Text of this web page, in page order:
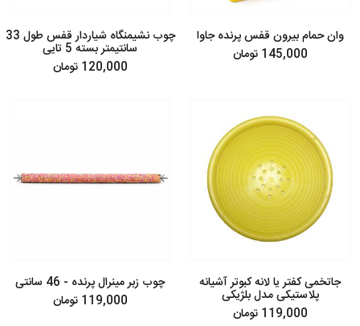
وان حمام بیرون قفس پرنده جاوا
145,000 تومان
چوب نشیمنگاه شیاردار قفس طول 33
سانتیمتر بسته 5 تایی
120,000 تومان
جاتخمی کفتر یا لانه کبوتر آشیانه
پلاستیکی مدل بلژیکی
119,000 تومان
چوب زبر مینرال پرنده - 46 سانتی
119,000 تومان